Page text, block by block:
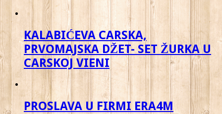
KALABIĆEVA CARSKA,
PRVOMAJSKA DŽET- SET ŽURKA U
CARSKOJ VIENI
PROSLAVA U FIRMI ERA4M